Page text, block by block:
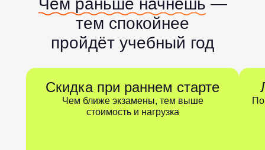
Чем раньше начнёшь —
тем спокойнее
пройдёт учебный год
Скидка при раннем старте
Чем ближе экзамены, тем выше
стоимость и нагрузка